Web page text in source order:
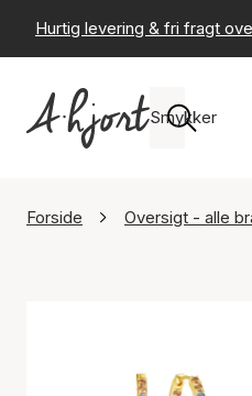
Hurtig levering & fri fragt
Smykker
Forside Oversigt - alle